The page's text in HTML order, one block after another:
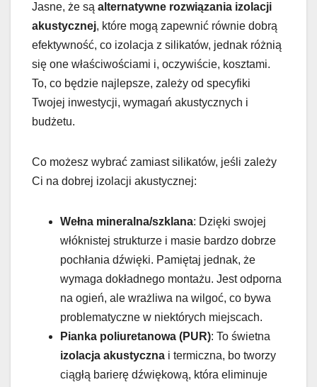
Jasne, że są alternatywne rozwiązania izolacji
akustycznej, które mogą zapewnić równie dobrą
efektywność, co izolacja z silikatów, jednak różnią
się one właściwościami i, oczywiście, kosztami.
To, co będzie najlepsze, zależy od specyfiki
Twojej inwestycji, wymagań akustycznych i
budżetu.
Co możesz wybrać zamiast silikatów, jeśli zależy
Ci na dobrej izolacji akustycznej:
Wełna mineralna/szklana: Dzięki swojej
włóknistej strukturze i masie bardzo dobrze
pochłania dźwięki. Pamiętaj jednak, że
wymaga dokładnego montażu. Jest odporna
na ogień, ale wrażliwa na wilgoć, co bywa
problematyczne w niektórych miejscach.
Pianka poliuretanowa (PUR): To świetna
izolacja akustyczna i termiczna, bo tworzy
ciągłą barierę dźwiękową, która eliminuje